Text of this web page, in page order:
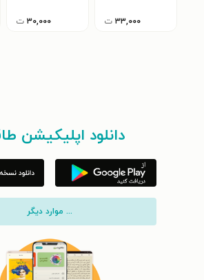
۳۳,۰۰۰ ت ۳۰,۰۰۰ ت
دانلود اپلیکیشن
... موارد دیگر